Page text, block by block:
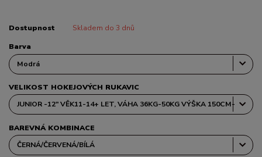
Dostupnost Skladem do 3 dnů
Barva
VELIKOST HOKEJOVÝCH RUKAVIC
BAREVNÁ KOMBINACE